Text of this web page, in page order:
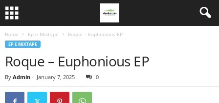
Home Ep e Mixtape Roque – Euphonious EP
EP E MIXTAPE
Roque – Euphonious EP
By Admin - January 7, 2025 0